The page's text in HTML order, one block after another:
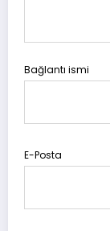
Bağlantı ismi
E-Posta